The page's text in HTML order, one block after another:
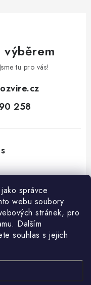
správce
webu soubory
stránek, pro
Dalším
souhlas s jejich
výběrem
tu pro vás!
258